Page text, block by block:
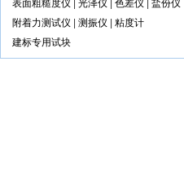
表面粗糙度仪 光泽仪 色差仪
盐份仪
附着力测试仪
测振仪
粘度计
建标专用试块